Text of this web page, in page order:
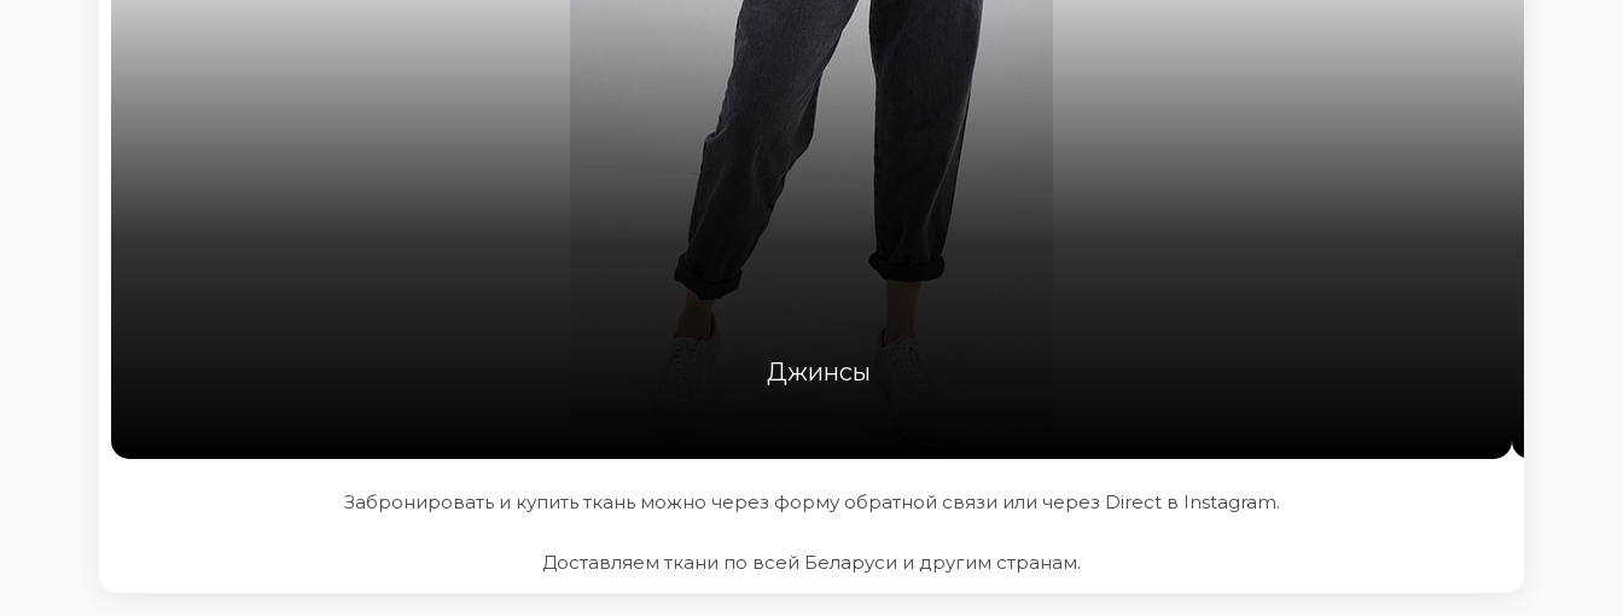
Джинсы
Забронировать и купить ткань можно через форму обратной связи или через Direct в Instagram.
Доставляем ткани по всей Беларуси и другим странам.